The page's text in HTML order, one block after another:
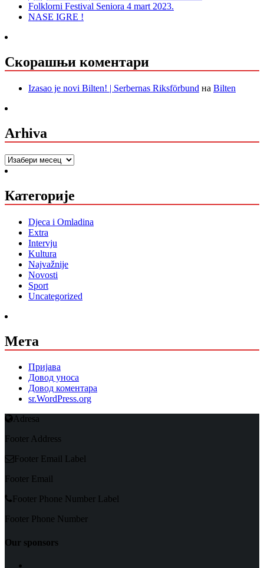
Folklorni Festival Seniora 4 mart 2023.
NASE IGRE !
Скорашњи коментари
Izasao je novi Bilten! | Serbernas Riksförbund на Bilten
Arhiva
Arhiva
Категорије
Djeca i Omladina
Extra
Intervju
Kultura
Najvažnije
Novosti
Sport
Uncategorized
Мета
Пријава
Довод уноса
Довод коментара
sr.WordPress.org
Adresa
Footer Address
Footer Email Label
Footer Email
Footer Phone Number Label
Footer Phone Number
Our sponsors